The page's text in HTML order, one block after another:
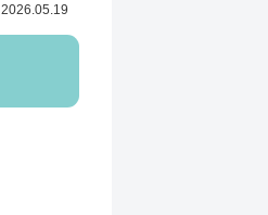
2026.05.19